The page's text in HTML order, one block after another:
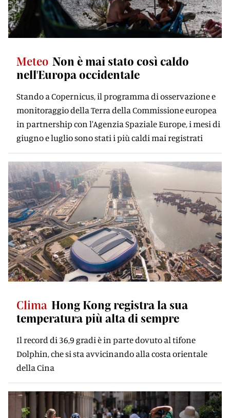
Meteo Non è mai stato così caldo
nell'Europa occidentale
Stando a Copernicus, il programma di osservazione e
monitoraggio della Terra della Commissione europea
in partnership con l'Agenzia Spaziale Europe, i mesi di
giugno e luglio sono stati i più caldi mai registrati
Clima Hong Kong registra la sua
temperatura più alta di sempre
Il record di 36,9 gradi è in parte dovuto al tifone
Dolphin, che si sta avvicinando alla costa orientale
della Cina